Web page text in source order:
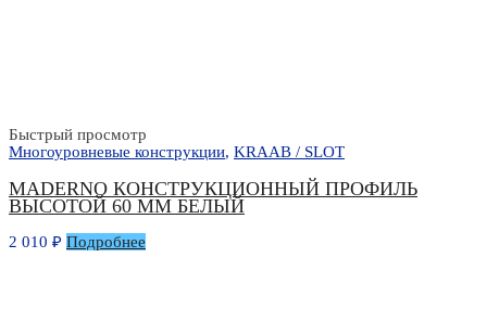
Быстрый просмотр
Многоуровневые конструкции, KRAAB / SLOT
MADERNO КОНСТРУКЦИОННЫЙ ПРОФИЛЬ
ВЫСОТОЙ 60 ММ БЕЛЫЙ
2 010 ₽ Подробнее